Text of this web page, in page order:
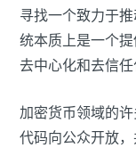
寻找一个致力于
统本质上是一个
去中心化和去信任
加密货币领域的
代码向公众开放